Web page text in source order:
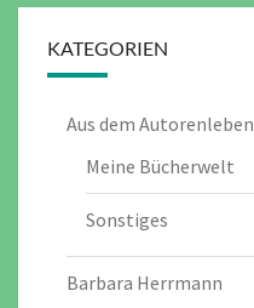
KATEGORIEN
Aus dem Autorenleben
Meine Bücherwelt
Sonstiges
Barbara Herrmann